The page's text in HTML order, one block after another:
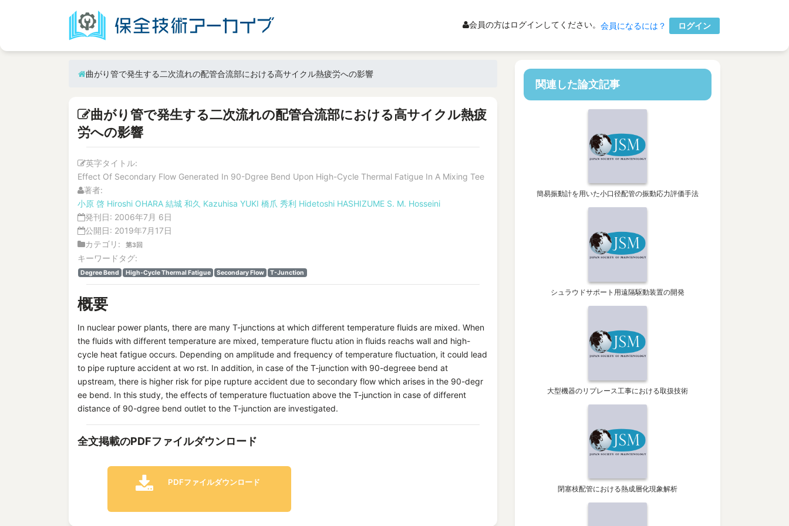
会員の方はログインしてください。 会員になるには？ ログイン
曲がり管で発生する二次流れの配管合流部における高サイクル熱疲労への影響
曲がり管で発生する二次流れの配管合流部における高サイクル熱疲
労への影響
英字タイトル:
Effect Of Secondary Flow Generated In 90-Dgree Bend Upon High-Cycle Thermal Fatigue In A Mixing Tee
著者:
小原 啓 Hiroshi OHARA 結城 和久 Kazuhisa YUKI 橋爪 秀利 Hidetoshi HASHIZUME S. M. Hosseini
発刊日: 2006年7月 6日
公開日: 2019年7月17日
カテゴリ:
第3回
キーワードタグ:
Degree Bend High-Cycle Thermal Fatigue Secondary Flow T-Junction
概要
In nuclear power plants, there are many T-junctions at which different temperature fluids are mixed. When
the fluids with different temperature are mixed, temperature fluctu ation in fluids reachs wall and high-
cycle heat fatigue occurs. Depending on amplitude and frequency of temperature fluctuation, it could lead
to pipe rupture accident at wo rst. In addition, in case of the T-junction with 90-degreee bend at
upstream, there is higher risk for pipe rupture accident due to secondary flow which arises in the 90-degr
ee bend. In this study, the effects of temperature fluctuation above the T-junction in case of different
distance of 90-dgree bend outlet to the T-junction are investigated.
全文掲載のPDFファイルダウンロード
PDFファイルダウンロード
関連した論文記事
簡易振動計を用いた小口径配管の振動応力評価手法
シュラウドサポート用遠隔駆動装置の開発
大型機器のリプレース工事における取扱技術
閉塞枝配管における熱成層化現象解析